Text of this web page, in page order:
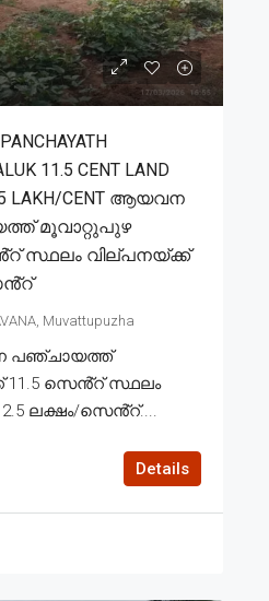
11.5 CENT LAND
LAKH/CENT ആയവന
മൂവാറ്റുപുഴ
സ്ഥലം വില്പനയ്ക്ക്
Muvattupuzha
പഞ്ചായത്ത്
11.5 സെൻ്റ് സ്ഥലം
ലക്ഷം/സെൻ്റ്....
Details